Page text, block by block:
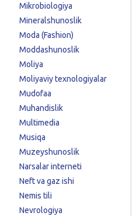
Mikrobiologiya
Mineralshunoslik
Moda (Fashion)
Moddashunoslik
Moliya
Moliyaviy texnologiyalar
Mudofaa
Muhandislik
Multimedia
Musiqa
Muzeyshunoslik
Narsalar interneti
Neft va gaz ishi
Nemis tili
Nevrologiya